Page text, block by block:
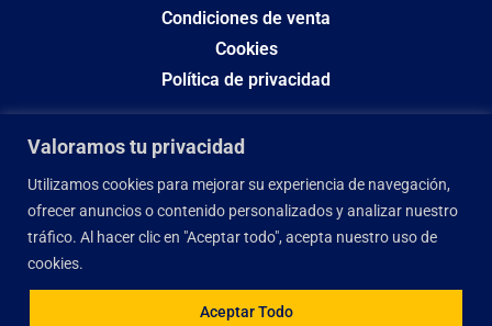
Valoramos tu privacidad
Utilizamos cookies para mejorar su experiencia de navegación,
ofrecer anuncios o contenido personalizados y analizar nuestro
tráfico. Al hacer clic en "Aceptar todo", acepta nuestro uso de
cookies.
Aceptar Todo
Condiciones de venta
Cookies
Política de privacidad